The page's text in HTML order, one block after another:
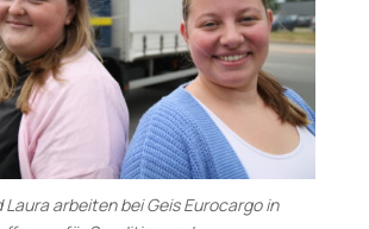
arbeiten bei Geis Eurocargo in